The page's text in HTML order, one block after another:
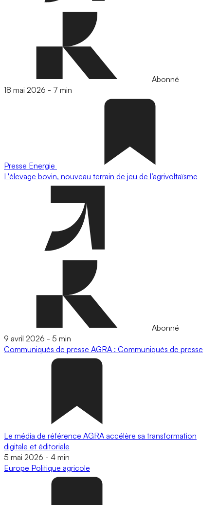
Abonné
18 mai 2026 - 7 min
Presse Energie
L'élevage bovin, nouveau terrain de jeu de l’agrivoltaïsme
Abonné
9 avril 2026 - 5 min
Communiqués de presse AGRA : Communiqués de presse
Le média de référence AGRA accélère sa transformation
digitale et éditoriale
5 mai 2026 - 4 min
Europe Politique agricole